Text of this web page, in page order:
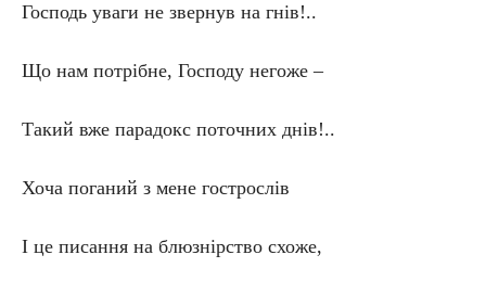
Господь уваги не звернув на гнів!..
Що нам потрібне, Господу негоже –
Такий вже парадокс поточних днів!..
Хоча поганий з мене гострослів
І це писання на блюзнірство схоже,